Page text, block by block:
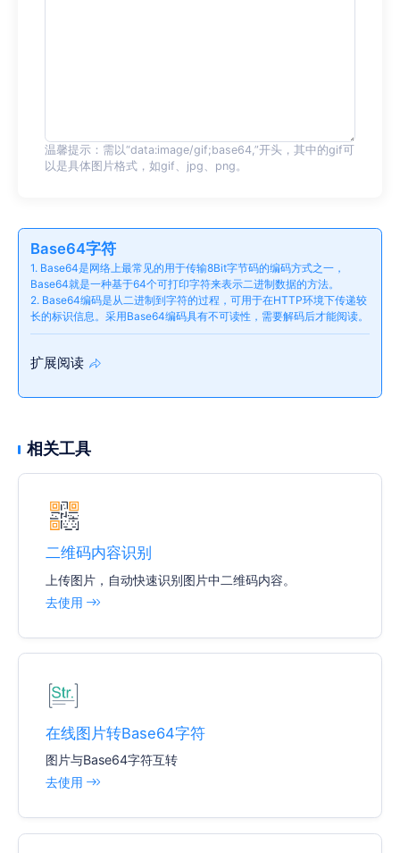
温馨提示：需以“data:image/gif;base64,”开头，其中的gif可
以是具体图片格式，如gif、jpg、png。
Base64字符
1. Base64是网络上最常见的用于传输8Bit字节码的编码方式之一，
Base64就是一种基于64个可打印字符来表示二进制数据的方法。
2. Base64编码是从二进制到字符的过程，可用于在HTTP环境下传递较
长的标识信息。采用Base64编码具有不可读性，需要解码后才能阅读。
扩展阅读
相关工具
二维码内容识别
上传图片，自动快速识别图片中二维码内容。
去使用
在线图片转Base64字符
图片与Base64字符互转
去使用